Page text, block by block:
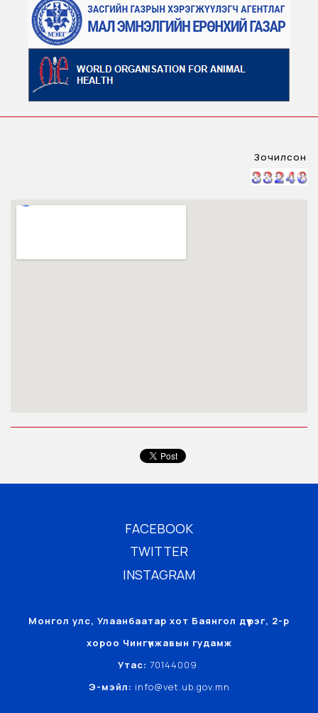
Зочилсон
FACEBOOK
TWITTER
INSTAGRAM
Монгол улс, Улаанбаатар хот Баянгол дүүрэг, 2-р
хороо Чингүнжавын гудамж
Утас: 70144009
Э-мэйл: info@vet.ub.gov.mn